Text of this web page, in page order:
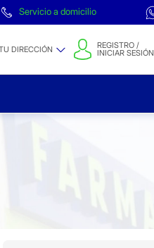
Servicio a domicilio
DIRECCIÓN REGISTRO /
INICIAR SESIÓN